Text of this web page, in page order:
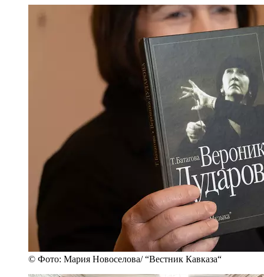
© Фото: Мария Новоселова/ “Вестник Кавказа“